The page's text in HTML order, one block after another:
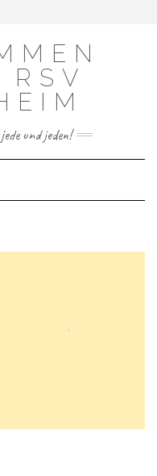
und jeden!
Navigation